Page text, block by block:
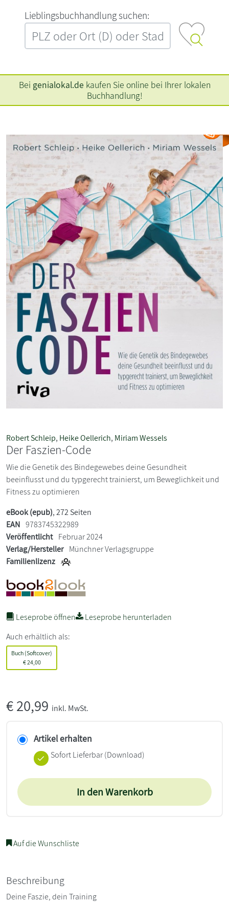
L‍i‍e‍b‍l‍i‍n‍g‍s‍b‍u‍c‍h‍h‍a‍n‍d‍l‍u‍n‍g‍ ‍s‍u‍c‍h‍e‍n‍:‍
Bei genialokal.de kaufen Sie online bei Ihrer lokalen
Buchhandlung!
Robert Schleip, Heike Oellerich, Miriam Wessels
Der Faszien-Code
Wie die Genetik des Bindegewebes deine Gesundheit
beeinflusst und du typgerecht trainierst, um Beweglichkeit und
Fitness zu optimieren
eBook (epub), 272 Seiten
EAN 9783745322989
Veröffentlicht Februar 2024
Verlag/Hersteller Münchner Verlagsgruppe
Familienlizenz
Leseprobe öffnen
Leseprobe herunterladen
Auch erhältlich als:
Buch (Softcover)
€24,00
€20,99 inkl. MwSt.
Artikel erhalten
Sofort Lieferbar (Download)
In den Warenkorb
Auf die Wunschliste
Beschreibung
Deine Faszie, dein Training